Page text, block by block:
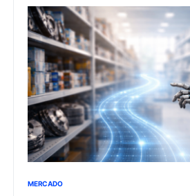
MERCADO